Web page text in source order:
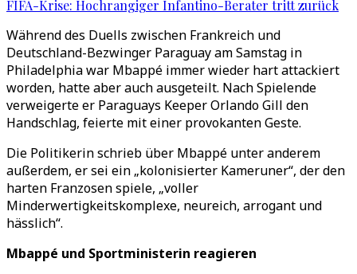
FIFA-Krise: Hochrangiger Infantino-Berater tritt zurück
Während des Duells zwischen Frankreich und
Deutschland-Bezwinger Paraguay am Samstag in
Philadelphia war Mbappé immer wieder hart attackiert
worden, hatte aber auch ausgeteilt. Nach Spielende
verweigerte er Paraguays Keeper Orlando Gill den
Handschlag, feierte mit einer provokanten Geste.
Die Politikerin schrieb über Mbappé unter anderem
außerdem, er sei ein „kolonisierter Kameruner“, der den
harten Franzosen spiele, „voller
Minderwertigkeitskomplexe, neureich, arrogant und
hässlich“.
Mbappé und Sportministerin reagieren